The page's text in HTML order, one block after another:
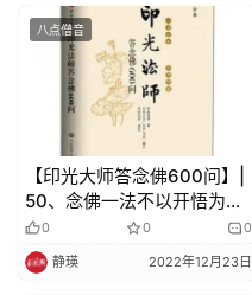
巡
纪
八点僧音
【印光大师答念佛600问】|
50、念佛一法不以开悟为
事，而念到极处亦能开悟，
为什么？
0 0 0
静瑛 2022年12月23日